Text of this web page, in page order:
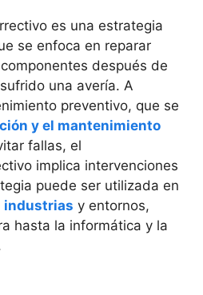
es una estrategia
se enfoca en reparar
después de
una avería. A
preventivo, que se
y el mantenimiento
fallas, el
implica intervenciones
puede ser utilizada en
industrias y entornos,
hasta la informática y la